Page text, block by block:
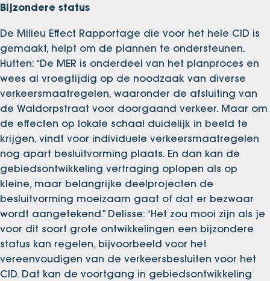
Bijzondere status
De Milieu Effect Rapportage die voor het hele CID is
gemaakt, helpt om de plannen te ondersteunen.
Hutten: “De MER is onderdeel van het planproces en
wees al vroegtijdig op de noodzaak van diverse
verkeersmaatregelen, waaronder de afsluiting van
de Waldorpstraat voor doorgaand verkeer. Maar om
de effecten op lokale schaal duidelijk in beeld te
krijgen, vindt voor individuele verkeersmaatregelen
nog apart besluitvorming plaats. En dan kan de
gebiedsontwikkeling vertraging oplopen als op
kleine, maar belangrijke deelprojecten de
besluitvorming moeizaam gaat of dat er bezwaar
wordt aangetekend.” Delisse: “Het zou mooi zijn als je
voor dit soort grote ontwikkelingen een bijzondere
status kan regelen, bijvoorbeeld voor het
vereenvoudigen van de verkeersbesluiten voor het
CID. Dat kan de voortgang in gebiedsontwikkeling